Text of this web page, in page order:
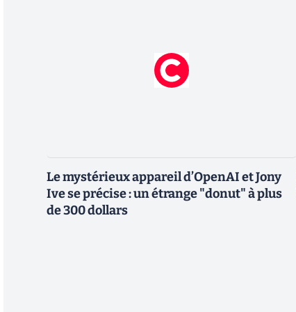
Le mystérieux appareil d’OpenAI et Jony
Ive se précise : un étrange "donut" à plus
de 300 dollars